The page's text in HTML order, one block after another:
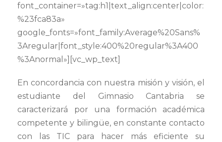
font_container=»tag:h1|text_align:center|color:
%23fca83a»
google_fonts=»font_family:Average%20Sans%
3Aregular|font_style:400%20regular%3A400
%3Anormal»][vc_wp_text]
En concordancia con nuestra misión y visión, el
estudiante del Gimnasio Cantabria se
caracterizará por una formación académica
competente y bilingüe, en constante contacto
con las TIC para hacer más eficiente su